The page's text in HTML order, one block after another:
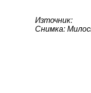
Източник:
Снимка: